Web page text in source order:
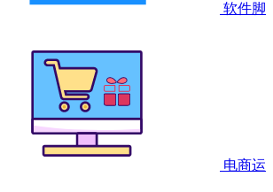
软件脚
电商运